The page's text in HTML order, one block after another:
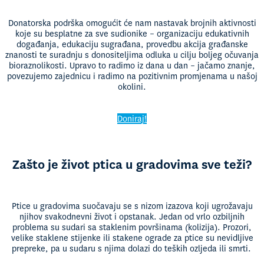
Donatorska podrška omogućit će nam nastavak brojnih aktivnosti
koje su besplatne za sve sudionike – organizaciju edukativnih
događanja, edukaciju sugrađana, provedbu akcija građanske
znanosti te suradnju s donositeljima odluka u cilju boljeg očuvanja
bioraznolikosti. Upravo to radimo iz dana u dan – jačamo znanje,
povezujemo zajednicu i radimo na pozitivnim promjenama u našoj
okolini.
Doniraj!
Zašto je život ptica u gradovima sve teži?
Ptice u gradovima suočavaju se s nizom izazova koji ugrožavaju
njihov svakodnevni život i opstanak. Jedan od vrlo ozbiljnih
problema su sudari sa staklenim površinama (kolizija). Prozori,
velike staklene stijenke ili stakene ograde za ptice su nevidljive
prepreke, pa u sudaru s njima dolazi do teških ozljeda ili smrti.